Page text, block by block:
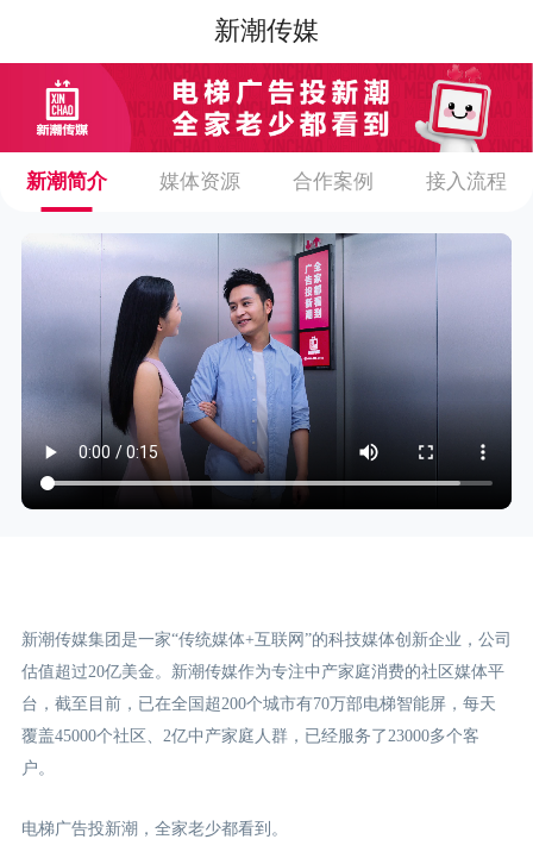
新潮传媒
新潮简介 媒体资源 合作案例 接入流程
新潮传媒集团是一家“传统媒体+互联网”的科技媒体创新企业，公司
估值超过20亿美金。新潮传媒作为专注中产家庭消费的社区媒体平
台，截至目前，已在全国超200个城市有70万部电梯智能屏，每天
覆盖45000个社区、2亿中产家庭人群，已经服务了23000多个客
户。
电梯广告投新潮，全家老少都看到。